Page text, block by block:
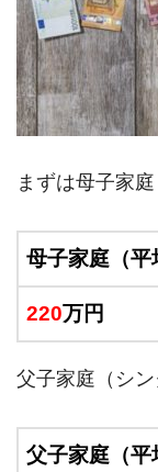
まずは母子家
母子家庭（平
220万円
父子家庭（シ
父子家庭（平